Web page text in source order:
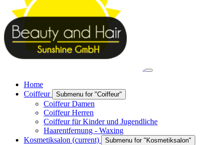
Home
Coiffeur
Submenu for "Coiffeur"
Coiffeur Damen
Coiffeur Herren
Coiffeur für Kinder und Jugendliche
Haarentfernung - Waxing
Kosmetiksalon (current) Submenu for "Kosmetiksalon"